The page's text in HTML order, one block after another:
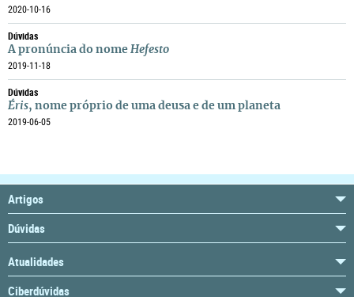
2020-10-16
Dúvidas
A pronúncia do nome Hefesto
2019-11-18
Dúvidas
Éris, nome próprio de uma deusa e de um planeta
2019-06-05
Artigos
Dúvidas
Atualidades
Ciberdúvidas